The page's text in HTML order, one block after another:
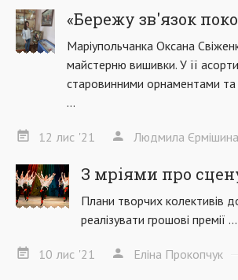
«Бережу зв'язок
Маріупольчанка Оксана
майстерню вишивки. У її
старовинними орнаментами та
...
12 лис '21 Людмила Єрмішина
З мріями про
Плани творчих колективів
реалізувати грошові премії ...
10 лис '21 Еліна Прокопчук